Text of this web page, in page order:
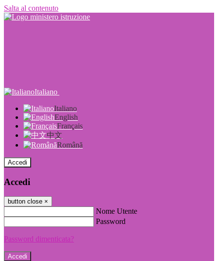
Salta al contenuto
Italiano
Italiano
English
Français
中文
Română
Accedi
Accedi
button close ×
Nome Utente
Password
Password dimenticata?